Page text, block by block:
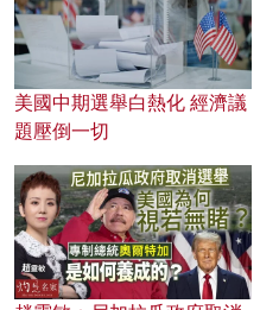
美國中期選舉白熱化 經濟議
題壓倒一切